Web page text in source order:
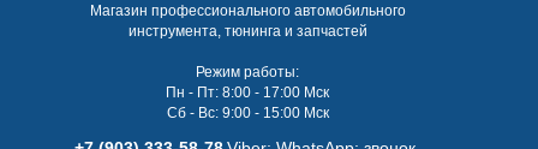
Магазин профессионального автомобильного
инструмента, тюнинга и запчастей
Режим работы:
Пн - Пт: 8:00 - 17:00 Мск
Сб - Вс: 9:00 - 15:00 Мск